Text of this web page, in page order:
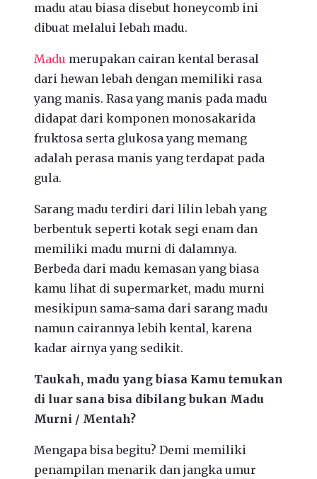
madu atau biasa disebut honeycomb ini
dibuat melalui lebah madu.
Madu merupakan cairan kental berasal
dari hewan lebah dengan memiliki rasa
yang manis. Rasa yang manis pada madu
didapat dari komponen monosakarida
fruktosa serta glukosa yang memang
adalah perasa manis yang terdapat pada
gula.
Sarang madu terdiri dari lilin lebah yang
berbentuk seperti kotak segi enam dan
memiliki madu murni di dalamnya.
Berbeda dari madu kemasan yang biasa
kamu lihat di supermarket, madu murni
mesikipun sama-sama dari sarang madu
namun cairannya lebih kental, karena
kadar airnya yang sedikit.
Taukah, madu yang biasa Kamu temukan
di luar sana bisa dibilang bukan Madu
Murni / Mentah?
Mengapa bisa begitu? Demi memiliki
penampilan menarik dan jangka umur